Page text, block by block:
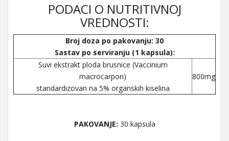
PODACI O NUTRITIVNOJ
VREDNOSTI:
Broj doza po pakovanju: 30
Sastav po serviranju (1 kapsula):
Suvi ekstrakt ploda brusnice (Vaccinium
macrocarpon)
standardizovan na 5% organskih kiselina
800mg
PAKOVANJE: 30 kapsula